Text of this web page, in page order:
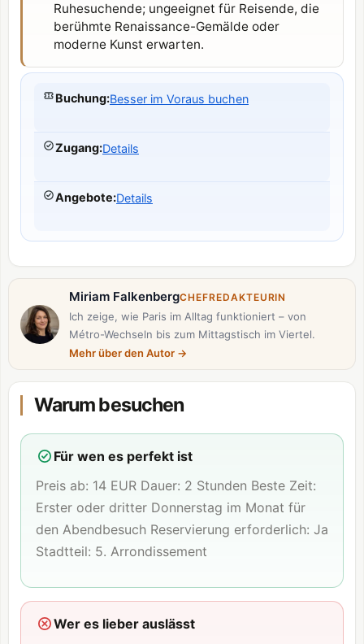
Ruhesuchende; ungeeignet für Reisende, die
berühmte Renaissance-Gemälde oder
moderne Kunst erwarten.
Buchung:Besser im Voraus buchen
Zugang:Details
Angebote:Details
Miriam FalkenbergCHEFREDAKTEURIN
Ich zeige, wie Paris im Alltag funktioniert – von
Métro-Wechseln bis zum Mittagstisch im Viertel.
Mehr über den Autor →
Warum besuchen
Für wen es perfekt ist
Preis ab: 14 EUR Dauer: 2 Stunden Beste Zeit:
Erster oder dritter Donnerstag im Monat für
den Abendbesuch Reservierung erforderlich: Ja
Stadtteil: 5. Arrondissement
Wer es lieber auslässt